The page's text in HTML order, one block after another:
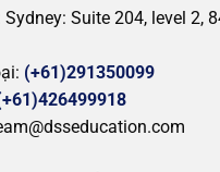
Sydney: Suite 204, level 2,
(+61)291350099